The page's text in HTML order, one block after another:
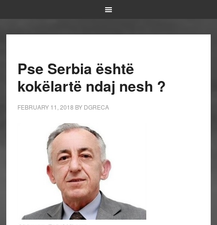
Pse Serbia është
kokëlartë ndaj nesh ?
FEBRUARY 11, 2018 BY DGRECA